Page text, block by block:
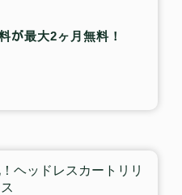
が最大2ヶ月無料！